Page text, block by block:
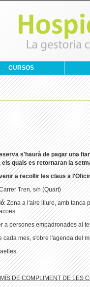
CURSOS
s'haurà de pagar una
els quals es retornaran la
a recollir les claus a
Tren, s/n (Quart)
: Zona a l'aire lliure, amb tanca
a persones empadronades al
cada mes, s'obre l'agenda del
DE COMPLIMENT DE LES